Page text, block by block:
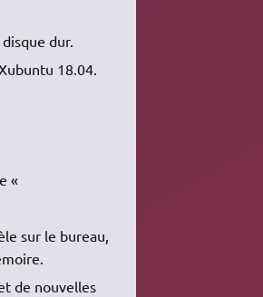
dur.
18.04.
«
sur le bureau,
de nouvelles